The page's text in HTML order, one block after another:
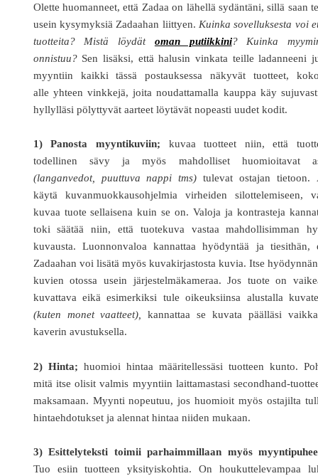
Olette huomanneet, että Zadaa on lähellä sydäntäni, sillä saan
usein kysymyksiä Zadaahan liittyen. Kuinka sovelluksesta voi
tuotteita? Mistä löydät oman putiikkini? Kuinka
onnistuu?Sen lisäksi, että halusin vinkata teille ladanneeni
myyntiin kaikki tässä postauksessa näkyvät tuotteet,
alle yhteen vinkkejä, joita noudattamalla kauppa käy
hyllylläsi pölyttyvät aarteet löytävät nopeasti uudet kodit.
1) Panosta myyntikuviin; kuvaa tuotteet niin, että
todellinen sävy ja myös mahdolliset huomioitavat
(langanvedot, puuttuva nappi tms) tulevat ostajan tietoon.
käytä kuvanmuokkausohjelmia virheiden silottelemiseen,
kuvaa tuote sellaisena kuin se on. Valoja ja kontrasteja
toki säätää niin, että tuotekuva vastaa mahdollisimman
kuvausta. Luonnonvaloa kannattaa hyödyntää ja tiesithän,
Zadaahan voi lisätä myös kuvakirjastosta kuvia. Itse
kuvien otossa usein järjestelmäkameraa. Jos tuote on
kuvattava eikä esimerkiksi tule oikeuksiinsa alustalla
(kuten monet vaatteet), kannattaa se kuvata päälläsi
kaverin avustuksella.
2) Hinta; huomioi hintaa määritellessäsi tuotteen kunto.
mitä itse olisit valmis myyntiin laittamastasi secondhand-
maksamaan. Myynti nopeutuu, jos huomioit myös ostajilta
hintaehdotukset ja alennat hintaa niiden mukaan.
3) Esittelyteksti toimii parhaimmillaan myös
Tuo esiin tuotteen yksityiskohtia. On houkuttelevampaa